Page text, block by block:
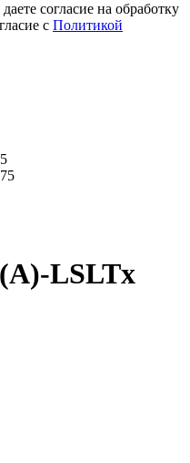
согласие на обработку
с Политикой
LSLTx